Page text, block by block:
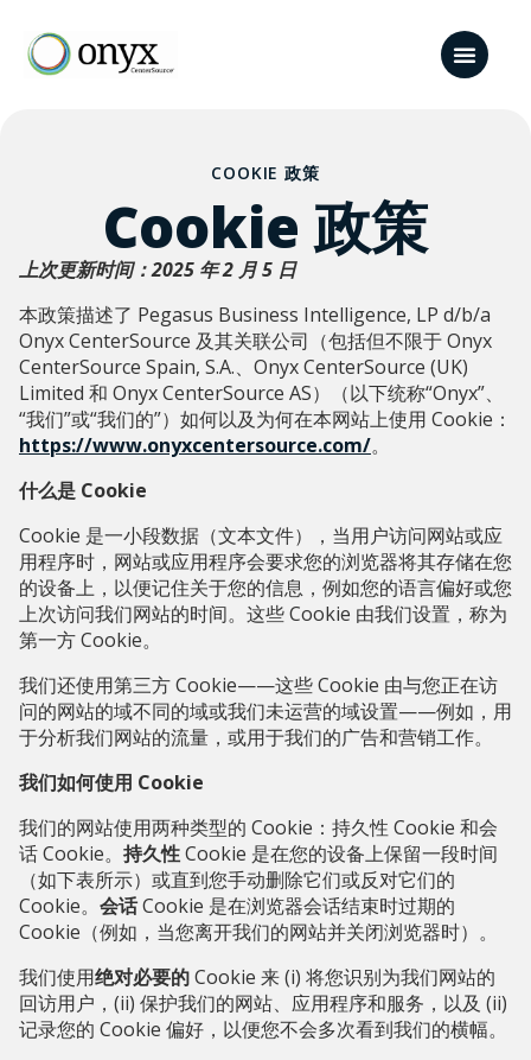
COOKIE 政策
Cookie 政策
上次更新时间：2025 年 2 月 5 日
本政策描述了 Pegasus Business Intelligence, LP d/b/a
Onyx CenterSource 及其关联公司（包括但不限于 Onyx
CenterSource Spain, S.A.、Onyx CenterSource (UK)
Limited 和 Onyx CenterSource AS）（以下统称“Onyx”、
“我们”或“我们的”）如何以及为何在本网站上使用 Cookie：
https://www.onyxcentersource.com/。
什么是 Cookie
Cookie 是一小段数据（文本文件），当用户访问网站或应
用程序时，网站或应用程序会要求您的浏览器将其存储在您
的设备上，以便记住关于您的信息，例如您的语言偏好或您
上次访问我们网站的时间。这些 Cookie 由我们设置，称为
第一方 Cookie。
我们还使用第三方 Cookie——这些 Cookie 由与您正在访
问的网站的域不同的域或我们未运营的域设置——例如，用
于分析我们网站的流量，或用于我们的广告和营销工作。
我们如何使用 Cookie
我们的网站使用两种类型的 Cookie：持久性 Cookie 和会
话 Cookie。 持久性Cookie 是在您的设备上保留一段时间
（如下表所示）或直到您手动删除它们或反对它们的
Cookie。 会话Cookie 是在浏览器会话结束时过期的
Cookie（例如，当您离开我们的网站并关闭浏览器时）。
我们使用绝对必要的Cookie 来 (i) 将您识别为我们网站的
回访用户，(ii) 保护我们的网站、应用程序和服务，以及 (ii)
记录您的 Cookie 偏好，以便您不会多次看到我们的横幅。